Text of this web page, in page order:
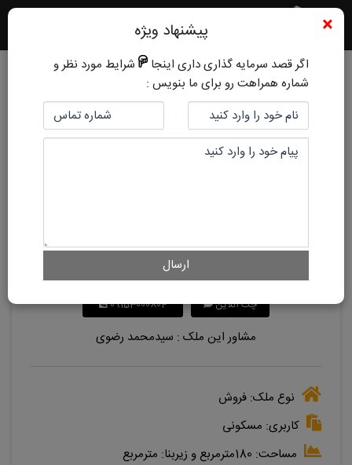
کد ملک: 206 2 سال پیش
هم اکنون با کارشناسان ما در ارتباط باشید
چت آنلاین 09153000804
مشاور این ملک : سیدمحمد رضوی
نوع ملک: فروش
کاربری: مسکونی
مساحت: 180مترمربع و زیربنا: مترمربع
× پیشنهاد ویژه
اگر قصد سرمایه گذاری داری اینجا
شرایط مورد نظر و
شماره همراهت رو برای ما بنویس :
ارسال